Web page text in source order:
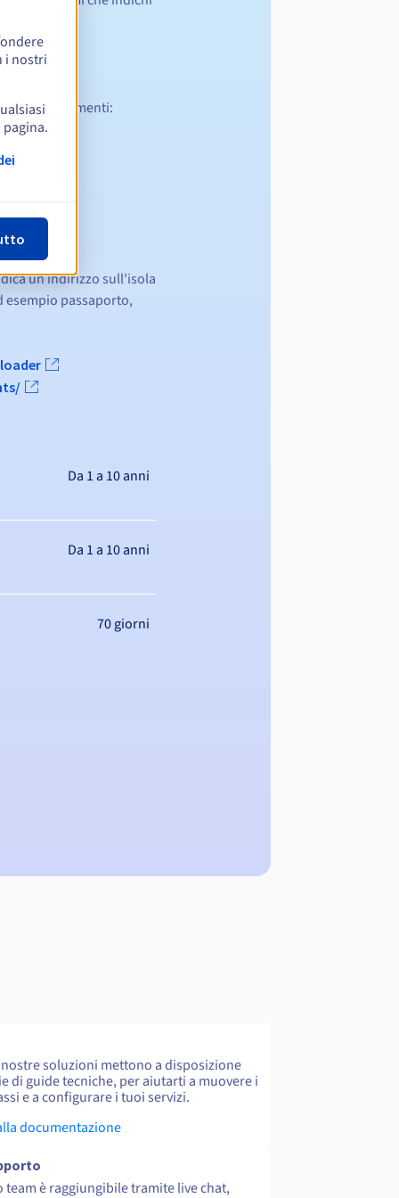
documenti:
un indirizzo sull'isola
esempio passaporto,
Da 1 a 10 anni
Da 1 a 10 anni
70 giorni
soluzioni mettono a disposizione
di guide tecniche, per aiutarti a muovere i
e a configurare i tuoi servizi.
documentazione
team è raggiungibile tramite live chat,
i nostri